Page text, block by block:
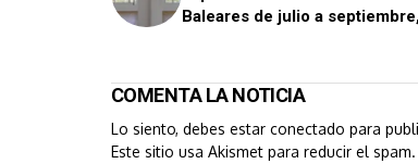
Baleares de julio a
COMENTA LA NOTICIA
Lo siento, debes estar conectado para
Este sitio usa Akismet para reducir el spam.